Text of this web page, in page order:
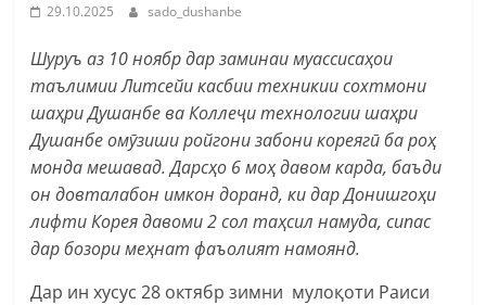
29.10.2025 sado_dushanbe
Шуруъ аз 10 ноябр дар заминаи муассисаҳои
таълимии Литсейи касбии техникии сохтмони
шаҳри Душанбе ва Коллеҷи технологии шаҳри
Душанбе омӯзиши ройгони забони кореягӣ ба роҳ
монда мешавад. Дарсҳо 6 моҳ давом карда, баъди
он довталабон имкон доранд, ки дар Донишгоҳи
лифти Корея давоми 2 сол таҳсил намуда, сипас
дар бозори меҳнат фаъолият намоянд.
Дар ин хусус 28 октябр зимни мулоқоти Раиси